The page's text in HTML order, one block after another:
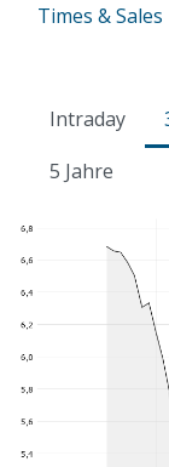
Times & Sales
Intraday
5 Jahre